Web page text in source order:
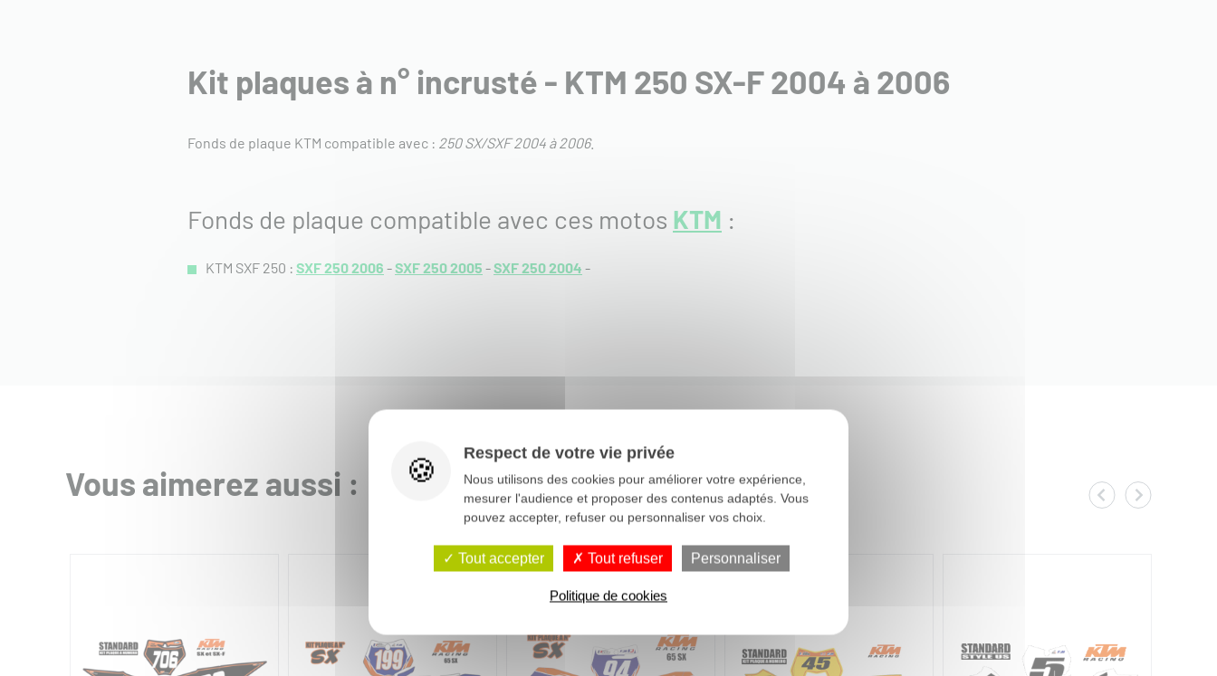
Kit plaques à n° incrusté - KTM 250 SX-F 2004 à 2006
Fonds de plaque KTM compatible avec : 250 SX/SXF 2004 à 2006.
Fonds de plaque compatible avec ces motos KTM :
KTM SXF 250 : SXF 250 2006 -SXF 250 2005 -SXF 250 2004 -
Vous aimerez aussi :
Respect de votre vie privée
Nous utilisons des cookies pour améliorer votre expérience,
mesurer l'audience et proposer des contenus adaptés. Vous
pouvez accepter, refuser ou personnaliser vos choix.
Tout accepter Tout refuser Personnaliser
Politique de cookies